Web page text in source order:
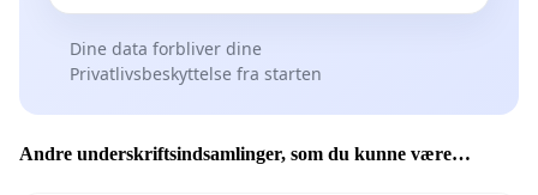
Dine data forbliver dine
Privatlivsbeskyttelse fra starten
Andre underskriftsindsamlinger, som du kunne være